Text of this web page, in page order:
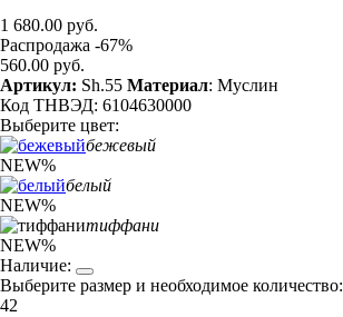
1 680.00 руб.
Распродажа -67%
560.00 руб.
Артикул: Sh.55 Материал: Муслин
Код ТНВЭД: 6104630000
Выберите цвет:
бежевый
NEW%
белый
NEW%
тиффани
NEW%
Наличие:
Выберите размер и необходимое количество:
42